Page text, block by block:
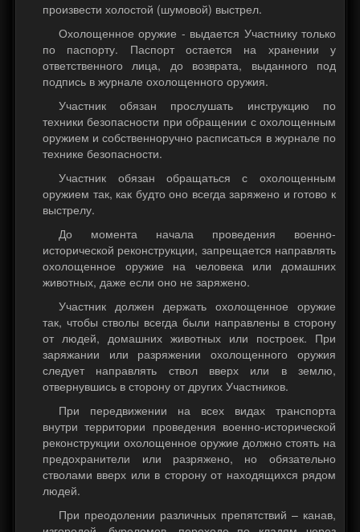
произвести холостой (шумовой) выстрел.
Охолощенное оружие - выдается Участнику только
по паспорту. Паспорт остается на хранении у
ответственного лица, до возврата, выданного под
подпись в журнале охолощенного оружия.
Участник обязан прослушать инструкцию по
техники безопасности при обращении с охолощенным
оружием и собственноручно расписаться в журнале по
технике безопасности.
Участник обязан обращаться с охолощенным
оружием так, как будто оно всегда заряжено и готово к
выстрелу.
До момента начала проведения военно-
исторической реконструкции, запрещается направлять
охолощенное оружие на человека или домашних
животных, даже если оно не заряжено.
Участник должен держать охолощенное оружие
так, чтобы стволы всегда были направлены в сторону
от людей, домашних животных или построек. При
заряжании или разряжении охолощенного оружия
следует направлять ствол вверх или в землю,
отвернувшись в сторону от других Участников.
При передвижении на всех видах транспорта
внутри территории проведения военно-исторической
реконструкции охолощенное оружие должно стоять на
предохранители или разряжено, но обязательно
стволами вверх или в сторону от находящихся рядом
людей.
При преодолении различных препятствий – канав,